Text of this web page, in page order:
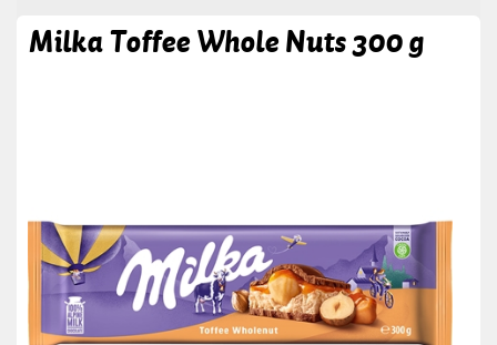
Milka Toffee Whole Nuts 300 g